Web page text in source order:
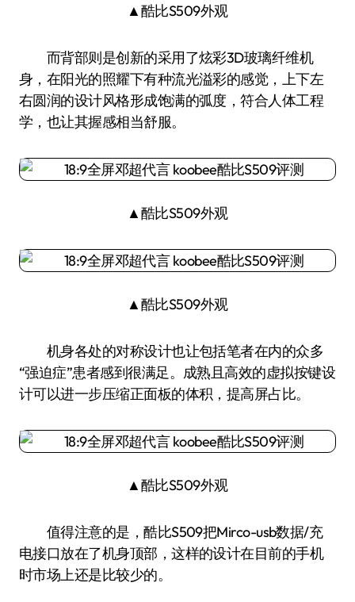
▲酷比S509外观
而背部则是创新的采用了炫彩3D玻璃纤维机
身，在阳光的照耀下有种流光溢彩的感觉，上下左
右圆润的设计风格形成饱满的弧度，符合人体工程
学，也让其握感相当舒服。
▲酷比S509外观
▲酷比S509外观
机身各处的对称设计也让包括笔者在内的众多
“强迫症”患者感到很满足。成熟且高效的虚拟按键设
计可以进一步压缩正面板的体积，提高屏占比。
▲酷比S509外观
值得注意的是，酷比S509把Mirco-usb数据/充
电接口放在了机身顶部，这样的设计在目前的手机
时市场上还是比较少的。